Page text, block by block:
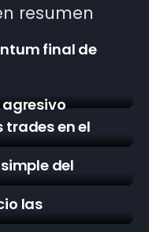
resumen
final de
trades en el
del
las